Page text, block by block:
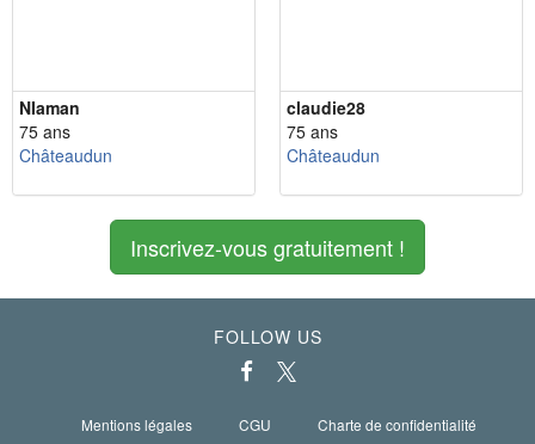
NIaman
75 ans
Châteaudun
claudie28
75 ans
Châteaudun
Inscrivez-vous gratuitement !
FOLLOW US
Mentions légales CGU Charte de confidentialité